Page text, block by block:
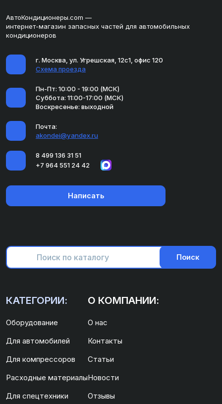
АвтоКондиционеры.com —
интернет-магазин запасных частей для автомобильных
кондиционеров
г. Москва, ул. Угрешская, 12с1, офис 120
Схема проезда
Пн-Пт: 10:00 - 19:00 (МСК)
Суббота: 11:00-17:00 (МСК)
Воскресенье: выходной
Почта:
akondei@yandex.ru
8 499 136 31 51
+7 964 551 24 42
Написать
Поиск
КАТЕГОРИИ:
Оборудование
Для автомобилей
Для компрессоров
Расходные материалы
Для спецтехники
О КОМПАНИИ:
О нас
Контакты
Статьи
Новости
Отзывы